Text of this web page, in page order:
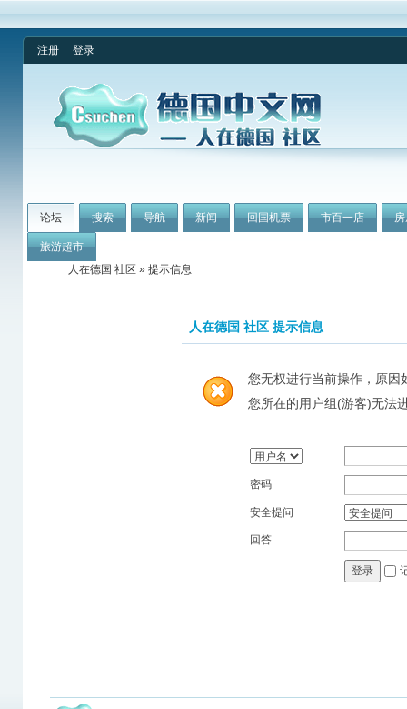
注册 登录
论坛 搜索 导航 新闻 回国机票 市百一店
旅游超市
人在德国 社区 » 提示信息
人在德国 社区 提示信息
您无权进行当前操作，原因
您所在的用户组(游客)无法
密码
安全提问
回答
登录